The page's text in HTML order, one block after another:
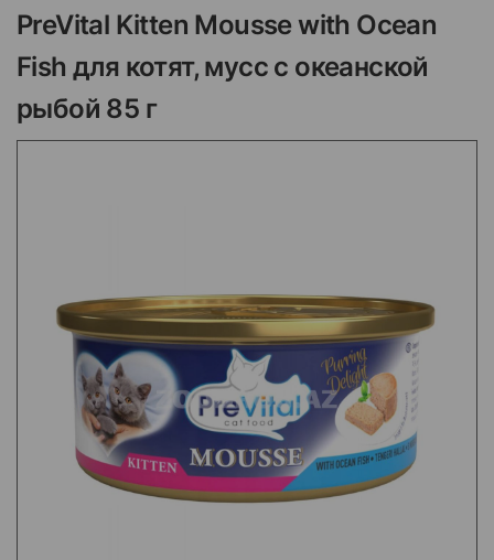
PreVital Kitten Mousse with Ocean
Fish для котят, мусс с океанской
рыбой 85 г